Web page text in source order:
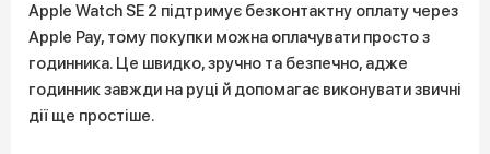
Apple Watch SE 2 підтримує безконтактну оплату через
Apple Pay, тому покупки можна оплачувати просто з
годинника. Це швидко, зручно та безпечно, адже
годинник завжди на руці й допомагає виконувати звичні
дії ще простіше.